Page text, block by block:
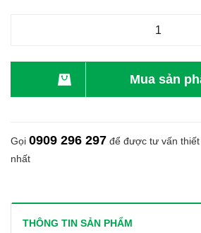
Mua sản
Gọi 0909 296 297 để được tư vấn
nhất
THÔNG TIN SẢN PHẨM